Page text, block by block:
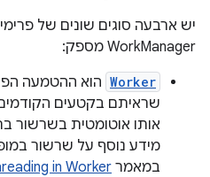
יש ארבעה סוגים שונים של
WorkManager מספק:
Worker הוא ההטמעה
אותו אוטומטית בשרשור
מידע נוסף על שרשור
במאמרin Worker